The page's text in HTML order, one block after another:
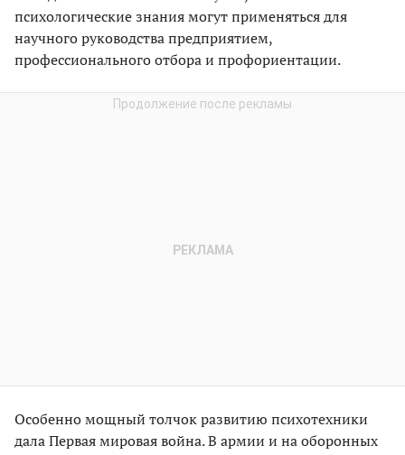
психологические знания могут применяться для
научного руководства предприятием,
профессионального отбора и профориентации.
Особенно мощный толчок развитию психотехники
дала Первая мировая война. В армии и на оборонных